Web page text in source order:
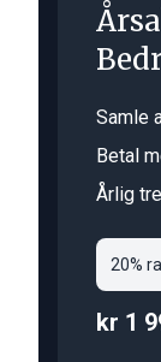
Samle
Betal
Årlig
20%
kr 1